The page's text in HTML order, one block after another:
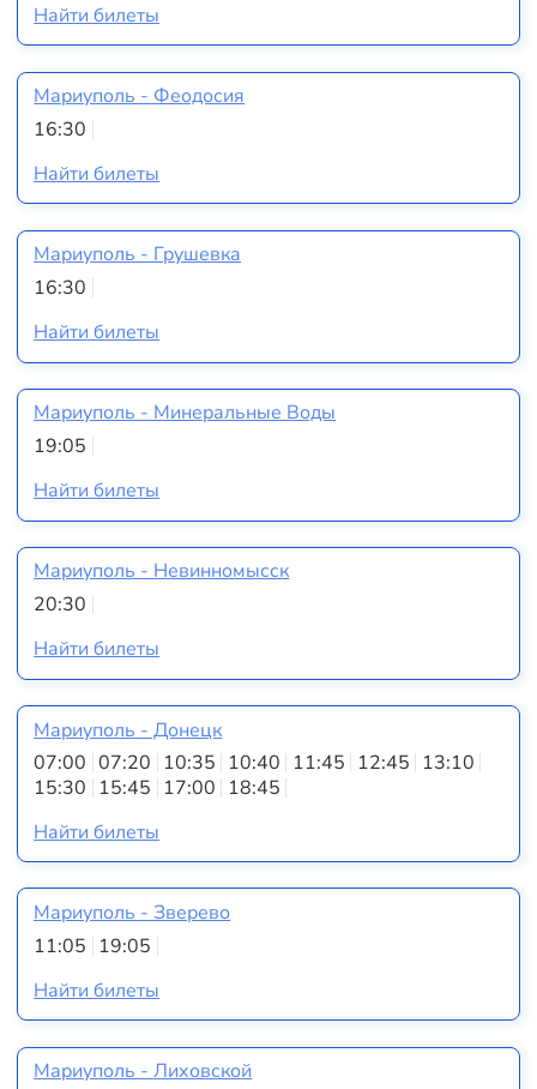
Найти билеты
Мариуполь - Феодосия
16:30
Найти билеты
Мариуполь - Грушевка
16:30
Найти билеты
Мариуполь - Минеральные Воды
19:05
Найти билеты
Мариуполь - Невинномысск
20:30
Найти билеты
Мариуполь - Донецк
07:00 07:20 10:35 10:40 11:45 12:45 13:10
15:30 15:45 17:00 18:45
Найти билеты
Мариуполь - Зверево
11:05 19:05
Найти билеты
Мариуполь - Лиховской